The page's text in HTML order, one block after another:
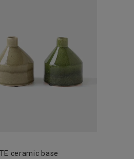
ceramic base